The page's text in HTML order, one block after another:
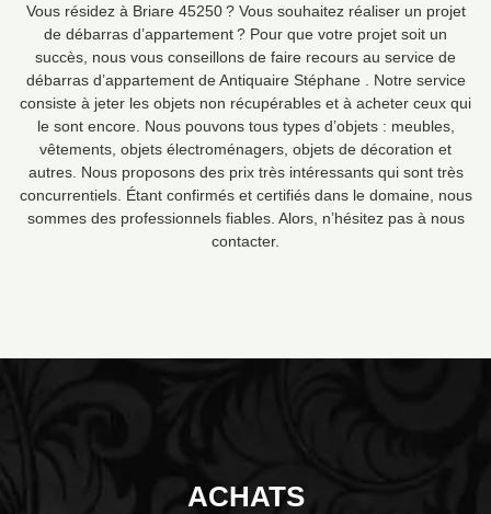
Vous résidez à Briare 45250 ? Vous souhaitez réaliser un projet
de débarras d’appartement ? Pour que votre projet soit un
succès, nous vous conseillons de faire recours au service de
débarras d’appartement de Antiquaire Stéphane . Notre service
consiste à jeter les objets non récupérables et à acheter ceux qui
le sont encore. Nous pouvons tous types d’objets : meubles,
vêtements, objets électroménagers, objets de décoration et
autres. Nous proposons des prix très intéressants qui sont très
concurrentiels. Étant confirmés et certifiés dans le domaine, nous
sommes des professionnels fiables. Alors, n’hésitez pas à nous
contacter.
ACHATS